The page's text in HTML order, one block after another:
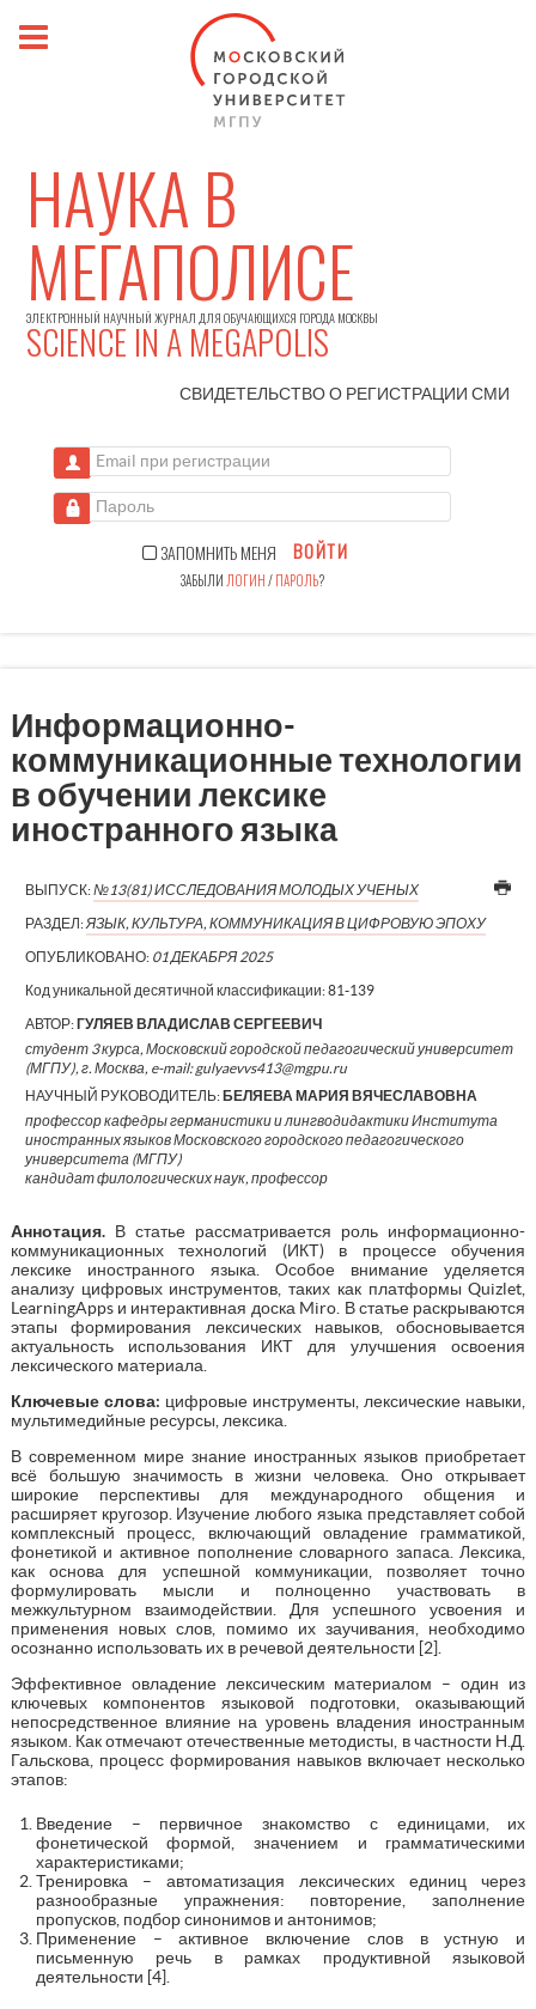
НАУКА В
МЕГАПОЛИСЕ
ЭЛЕКТРОННЫЙ НАУЧНЫЙ ЖУРНАЛ ДЛЯ ОБУЧАЮЩИХСЯ ГОРОДА МОСКВЫ
SCIENCE IN A MEGAPOLIS
СВИДЕТЕЛЬСТВО О РЕГИСТРАЦИИСМИ
Email при регистрации
Пароль
ЗАПОМНИТЬ МЕНЯ ВОЙТИ
ЗАБЫЛИ ЛОГИН/ПАРОЛЬ?
Информационно-
коммуникационные технологии
в обучении лексике
иностранного языка
ВЫПУСК:№13(81) ИССЛЕДОВАНИЯ МОЛОДЫХ УЧЕНЫХ
РАЗДЕЛ:ЯЗЫК, КУЛЬТУРА, КОММУНИКАЦИЯ В ЦИФРОВУЮ ЭПОХУ
ОПУБЛИКОВАНО: 01 ДЕКАБРЯ 2025
Код уникальной десятичной классификации:81-139
АВТОР:ГУЛЯЕВ ВЛАДИСЛАВ СЕРГЕЕВИЧ
студент 3 курса, Московский городской педагогический университет
(МГПУ), г. Москва, e-mail: gulyaevvs413@mgpu.ru
НАУЧНЫЙ РУКОВОДИТЕЛЬ:БЕЛЯЕВА МАРИЯ ВЯЧЕСЛАВОВНА
профессор кафедры германистики и лингводидактики Института
иностранных языков Московского городского педагогического
университета (МГПУ)
кандидат филологических наук, профессор
Аннотация.В статье рассматривается роль информационно-
коммуникационных технологий (ИКТ) в процессе обучения
лексике иностранного языка. Особое внимание уделяется
анализу цифровых инструментов, таких как платформы Quizlet,
LearningApps и интерактивная доска Miro. В статье раскрываются
этапы формирования лексических навыков, обосновывается
актуальность использования ИКТ для улучшения освоения
лексического материала.
Ключевые слова: цифровые инструменты, лексические навыки,
мультимедийные ресурсы, лексика.
В современном мире знание иностранных языков приобретает
всё большую значимость в жизни человека. Оно открывает
широкие перспективы для международного общения и
расширяет кругозор. Изучение любого языка представляет собой
комплексный процесс, включающий овладение грамматикой,
фонетикой и активное пополнение словарного запаса. Лексика,
как основа для успешной коммуникации, позволяет точно
формулировать мысли и полноценно участвовать в
межкультурном взаимодействии. Для успешного усвоения и
применения новых слов, помимо их заучивания, необходимо
осознанно использовать их в речевой деятельности [2].
Эффективное овладение лексическим материалом – один из
ключевых компонентов языковой подготовки, оказывающий
непосредственное влияние на уровень владения иностранным
языком. Как отмечают отечественные методисты, в частности Н.Д.
Гальскова, процесс формирования навыков включает несколько
этапов:
Введение – первичное знакомство с единицами, их
фонетической формой, значением и грамматическими
характеристиками;
Тренировка – автоматизация лексических единиц через
разнообразные упражнения: повторение, заполнение
пропусков, подбор синонимов и антонимов;
Применение – активное включение слов в устную и
письменную речь в рамках продуктивной языковой
деятельности [4].